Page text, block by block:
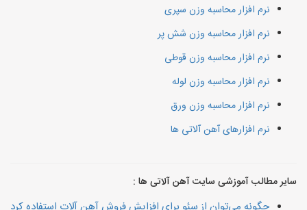
نرم افزار محاسبه وزن سپری
نرم افزار محاسبه وزن شش پر
نرم افزار محاسبه وزن قوطی
نرم افزار محاسبه وزن لوله
نرم افزار محاسبه وزن ورق
نرم افزارهای آهن آلاتی ها
سایر مطالب آموزشی سایت آهن آلاتی ها :